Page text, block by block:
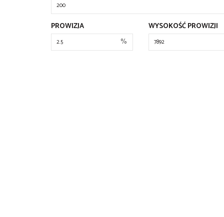
PROWIZJA
%
WYSOKOŚĆ PROWIZJI